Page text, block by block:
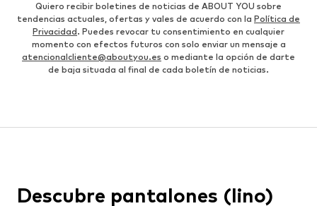
Quiero recibir boletines de noticias de ABOUT YOU sobre
tendencias actuales, ofertas y vales de acuerdo con la Política de
Privacidad. Puedes revocar tu consentimiento en cualquier
momento con efectos futuros con solo enviar un mensaje a
atencionalcliente@aboutyou.es o mediante la opción de darte
de baja situada al final de cada boletín de noticias.
Descubre pantalones (lino)